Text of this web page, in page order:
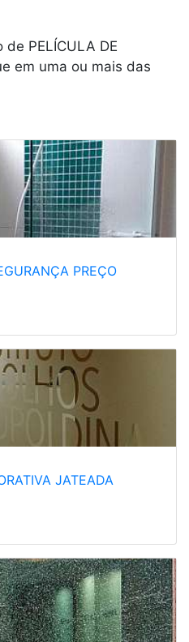
PELÍCULA DE
em uma ou mais das
PREÇO
JATEADA